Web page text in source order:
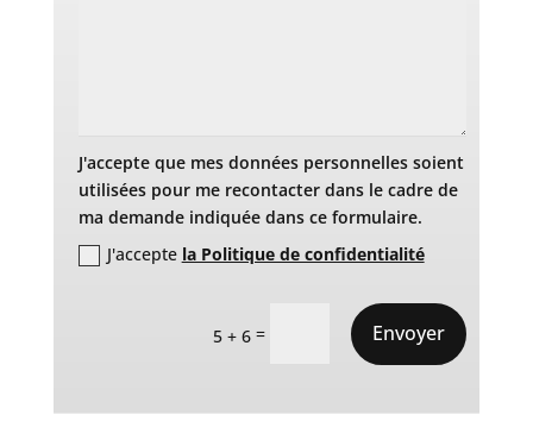
J'accepte que mes données personnelles soient
utilisées pour me recontacter dans le cadre de
ma demande indiquée dans ce formulaire.
J'accepte la Politique de confidentialité
5 + 6 = Envoyer